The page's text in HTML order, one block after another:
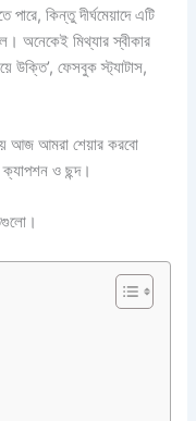
পারে, কিন্তু দীর্ঘমেয়াদে এটি
অনেকেই মিথ্যার স্বীকার
উক্তি’, ফেসবুক স্ট্যাটাস,
আজ আমরা শেয়ার করবো
ও ছন্দ।